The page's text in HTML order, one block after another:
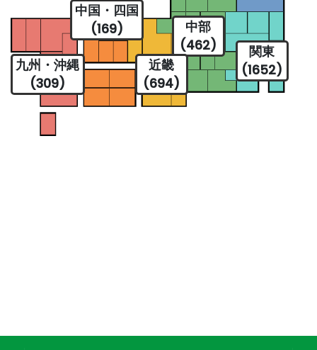
関東
(1652)
中部
(462)
近畿
(694)
中国・四国
(169)
九州・沖縄
(309)